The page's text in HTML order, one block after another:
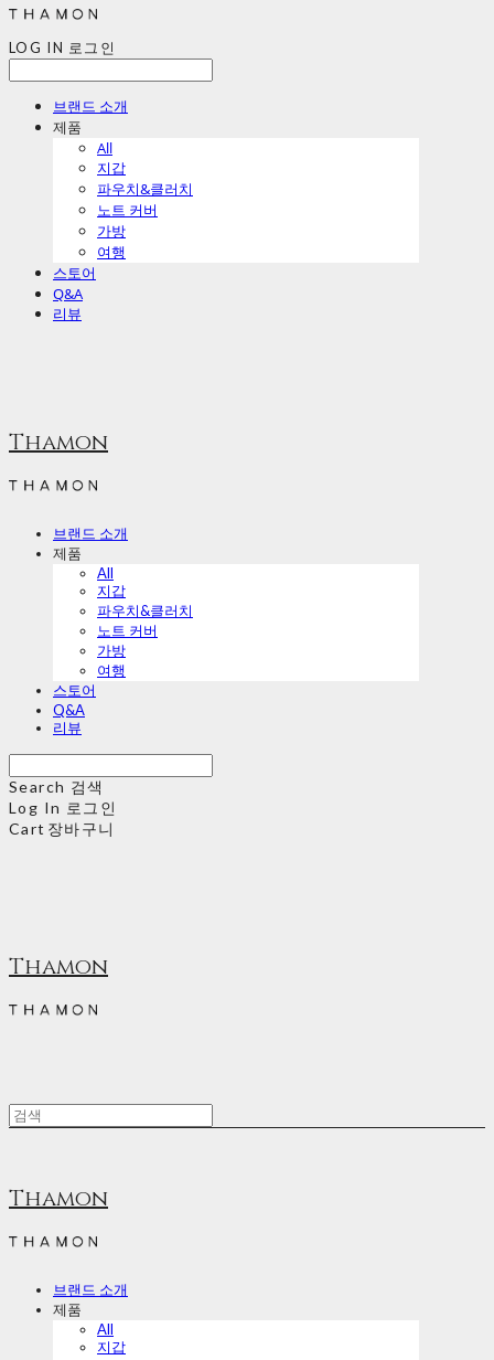
LOG IN 로그인
브랜드 소개
제품
All
지갑
파우치&클러치
노트 커버
가방
여행
스토어
Q&A
리뷰
Thamon
브랜드 소개
제품
All
지갑
파우치&클러치
노트 커버
가방
여행
스토어
Q&A
리뷰
Search 검색
Log In 로그인
Cart 장바구니
Thamon
Thamon
브랜드 소개
제품
All
지갑